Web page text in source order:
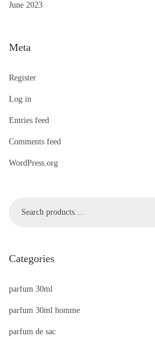
June 2023
Meta
Register
Log in
Entries feed
Comments feed
WordPress.org
Categories
parfum 30ml
parfum 30ml homme
parfum de sac